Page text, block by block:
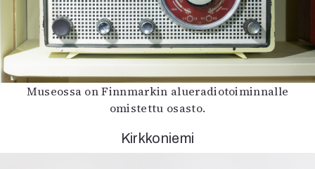
Museossa on Finnmarkin alueradiotoiminnalle
omistettu osasto.
Kirkkoniemi